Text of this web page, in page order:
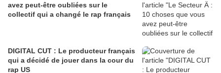
avez peut-être oubliées sur le
collectif qui a changé le rap français
DIGITAL CUT : Le producteur français
qui a décidé de jouer dans la cour du
rap US